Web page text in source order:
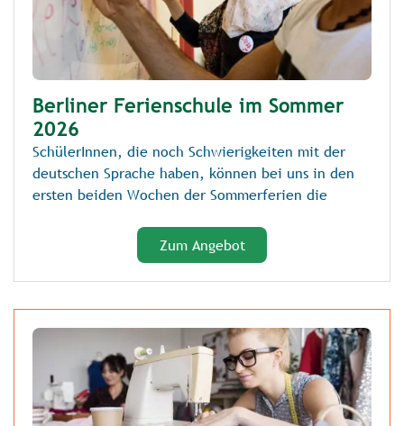
Berliner Ferienschule im Sommer
2026
SchülerInnen, die noch Schwierigkeiten mit der
deutschen Sprache haben, können bei uns in den
ersten beiden Wochen der Sommerferien die
Zum Angebot